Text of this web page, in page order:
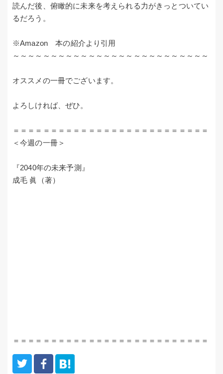
読んだ後、俯瞰的に未来を考えられる力がきっとついてい
るだろう。
※Amazon 本の紹介より引用
～～～～～～～～～～～～～～～～～～～～～～～～～～
オススメの一冊でございます。
よろしければ、ぜひ。
＝＝＝＝＝＝＝＝＝＝＝＝＝＝＝＝＝＝＝＝＝＝＝＝＝＝
＜今週の一冊＞
『2040年の未来予測』
成毛 眞（著）
＝＝＝＝＝＝＝＝＝＝＝＝＝＝＝＝＝＝＝＝＝＝＝＝＝＝